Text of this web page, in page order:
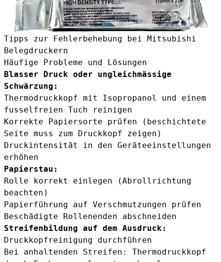
Tipps zur Fehlerbehebung bei Mitsubishi
Belegdruckern
Häufige Probleme und Lösungen
Blasser Druck oder ungleichmässige
Schwärzung:
Thermodruckkopf mit Isopropanol und einem
fusselfreien Tuch reinigen
Korrekte Papiersorte prüfen (beschichtete
Seite muss zum Druckkopf zeigen)
Druckintensität in den Geräteeinstellungen
erhöhen
Papierstau:
Rolle korrekt einlegen (Abrollrichtung
beachten)
Papierführung auf Verschmutzungen prüfen
Beschädigte Rollenenden abschneiden
Streifenbildung auf dem Ausdruck:
Druckkopfreinigung durchführen
Bei anhaltenden Streifen: Thermodruckkopf